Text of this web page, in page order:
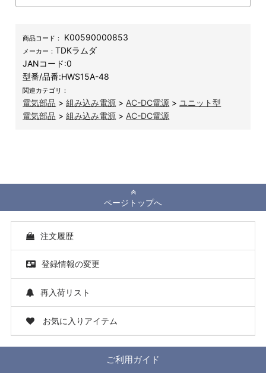
商品コード： K00590000853
メーカー：TDKラムダ
JANコード:0
型番/品番:HWS15A-48
関連カテゴリ：
電気部品 >組み込み電源 > AC-DC電源 > ユニット型
電気部品 >組み込み電源 > AC-DC電源
ページトップへ
注文履歴
登録情報の変更
再入荷リスト
お気に入りアイテム
ご利用ガイド